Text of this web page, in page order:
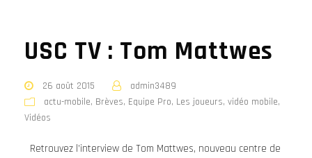
USC TV : Tom Mattwes
26 août 2015
admin3489
actu-mobile, Brèves, Equipe Pro, Les joueurs, vidéo mobile,
Vidéos
Retrouvez l’interview de Tom Mattwes, nouveau centre de